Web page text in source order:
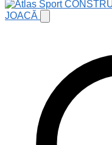
JOACĂ